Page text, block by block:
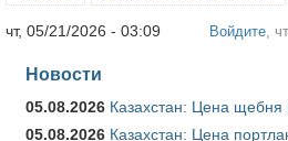
чт, 05/21/2026 - 03:09 Войдите ,
Новости
05.08.2026 Казахстан: Цена щебня
05.08.2026 Казахстан: Цена